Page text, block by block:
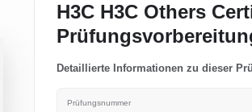
H3C H3C Others
Detaillierte Informationen zu dieser
Prüfungsnummer